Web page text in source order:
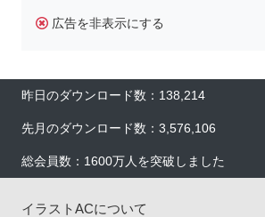
広告を非表示にする
昨日のダウンロード数：138,214
先月のダウンロード数：3,576,106
総会員数：1600万人を突破しました
イラストACについて